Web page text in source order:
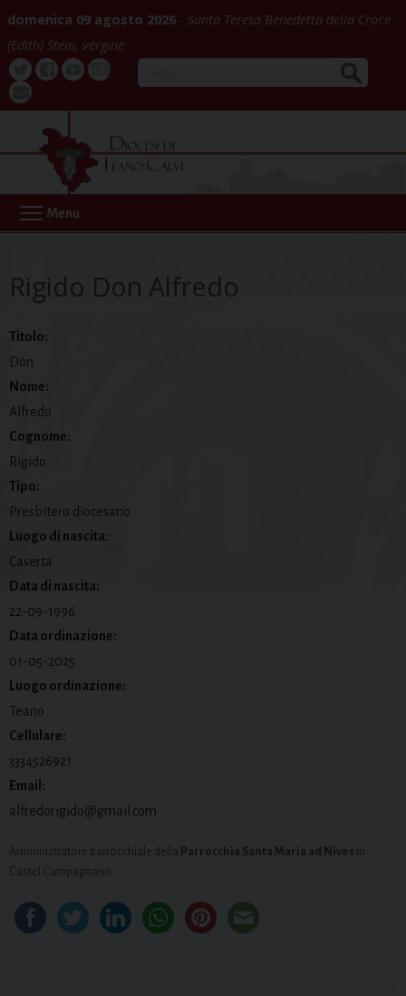
content
domenica 09 agosto 2026
Santa Teresa Benedetta della Croce
(Edith) Stein, vergine
Twitter
Buona
webmail
Menu
Rigido Don Alfredo
Titolo:
Don
Nome:
Alfredo
Cognome:
Rigido
Tipo:
Presbitero diocesano
Luogo di nascita:
Caserta
Data di nascita:
22-09-1996
Data ordinazione:
01-05-2025
Luogo ordinazione:
Teano
Cellulare:
3334526921
Email:
alfredorigido@gmail.com
Amministratore parrocchiale della Parrocchia Santa Maria ad Nives in
Castel Campagnano.